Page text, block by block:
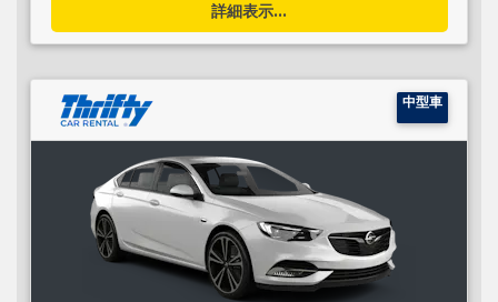
詳細表示...
中型車